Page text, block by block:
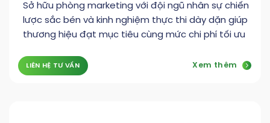
Sở hữu phòng marketing với đội ngũ nhân sự chiến
lược sắc bén và kinh nghiệm thực thi dày dặn giúp
thương hiệu đạt mục tiêu cùng mức chi phí tối ưu
LIÊN HỆ TƯ VẤN Xem thêm